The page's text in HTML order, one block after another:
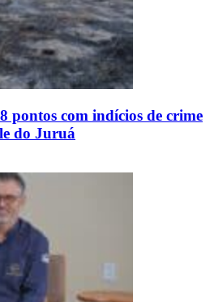
pontos com indícios de crime
do Juruá